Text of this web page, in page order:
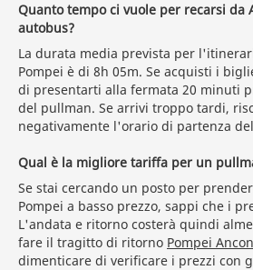
Quanto tempo ci vuole per recarsi da
autobus?
La durata media prevista per
Pompei è di 8h 05m. Se acquisti i
di presentarti alla fermata 20 minuti
del pullman. Se arrivi troppo tardi,
negativamente l'orario di partenza
Qual è la migliore tariffa per un
Se stai cercando un posto per
Pompei a basso prezzo, sappi che i
L'andata e ritorno costerà quindi
fare il tragitto di ritorno Pompei
dimenticare di verificare i prezzi con